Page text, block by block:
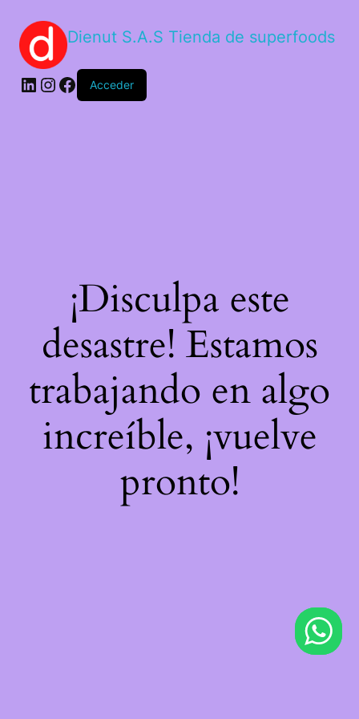
Dienut S.A.S Tienda de superfoods
Acceder
¡Disculpa este
desastre! Estamos
trabajando en algo
increíble, ¡vuelve
pronto!